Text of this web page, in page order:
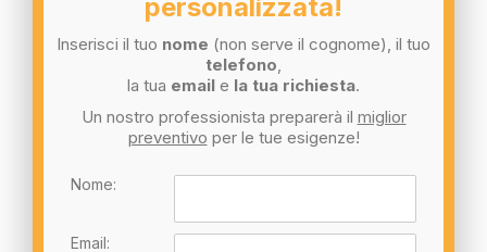
personalizzata!
Inserisci il tuo nome (non serve il cognome), il tuo
telefono,
la tua email e la tua richiesta.
Un nostro professionista preparerà il miglior
preventivo per le tue esigenze!
Nome:
Email: